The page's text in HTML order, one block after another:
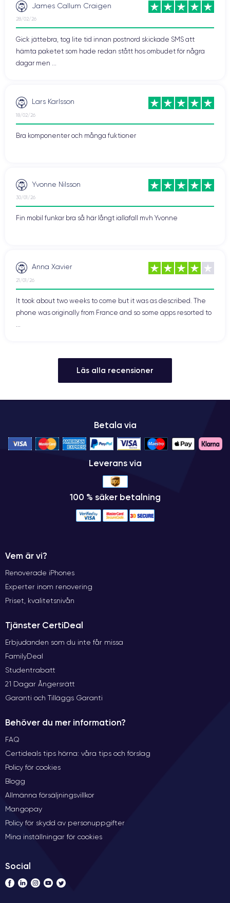
James Callum Craigen
28/02/26
Gick jättebra, tog lite tid innan postnord skickade SMS att
hämta paketet som hade redan stått hos ombudet för några
dagar men ...
Lars Karlsson
18/02/26
Bra komponenter och många fuktioner
Yvonne Nilsson
30/01/26
Fin mobil funkar bra så här långt iallafall mvh Yvonne
Anna Xavier
21/01/26
It took about two weeks to come but it was as described. The
phone was originally from France and so some apps resorted to
Läs alla recensioner
Betala via
Leverans via
100 % säker betalning
Vem är vi?
Renoverade iPhones
Experter inom renovering
Priset, kvalitetsnivån
Tjänster CertiDeal
Erbjudanden som du inte får missa
FamilyDeal
Studentrabatt
21 Dagar Ångersrätt
Garanti och Tilläggs Garanti
Behöver du mer information?
FAQ
Certideals tips hörna: våra tips och förslag
Policy för cookies
Blogg
Allmänna försäljningsvillkor
Mangopay
Policy för skydd av personuppgifter
Mina inställningar för cookies
Social